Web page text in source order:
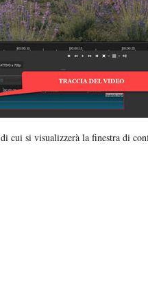
di cui si visualizzerà la finestra di